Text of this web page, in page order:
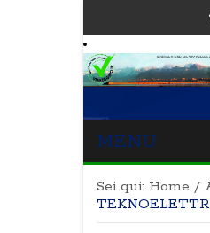
MENU
Sei qui: Home /